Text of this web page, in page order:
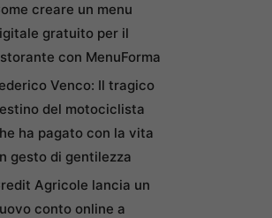
creare un menu
gratuito per il
con MenuForma
Venco: Il tragico
del motociclista
ha pagato con la vita
gesto di gentilezza
Agricole lancia un
conto online a